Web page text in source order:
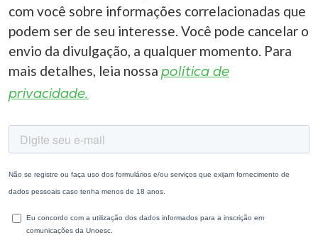
com você sobre informações correlacionadas que
podem ser de seu interesse. Você pode cancelar o
envio da divulgação, a qualquer momento. Para
mais detalhes, leia nossa política de
privacidade.